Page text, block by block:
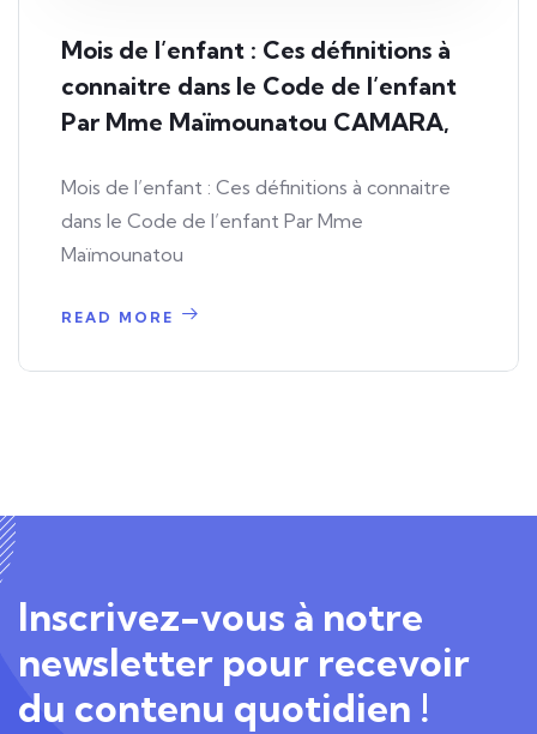
Mois de l’enfant : Ces définitions à
connaitre dans le Code de l’enfant
Par Mme Maïmounatou CAMARA,
Mois de l’enfant : Ces définitions à connaitre
dans le Code de l’enfant Par Mme
Maïmounatou
READ MORE
Inscrivez-vous à notre
newsletter pour recevoir
du contenu quotidien !